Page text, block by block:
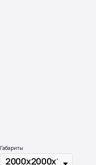
Габариты